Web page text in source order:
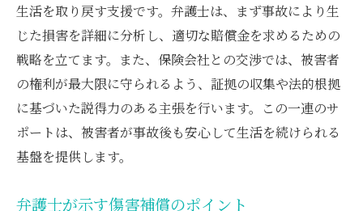
生活を取り戻す支援です。弁護士は、まず事故により生
じた損害を詳細に分析し、適切な賠償金を求めるための
戦略を立てます。また、保険会社との交渉では、被害者
の権利が最大限に守られるよう、証拠の収集や法的根拠
に基づいた説得力のある主張を行います。この一連のサ
ポートは、被害者が事故後も安心して生活を続けられる
基盤を提供します。
弁護士が示す傷害補償のポイント